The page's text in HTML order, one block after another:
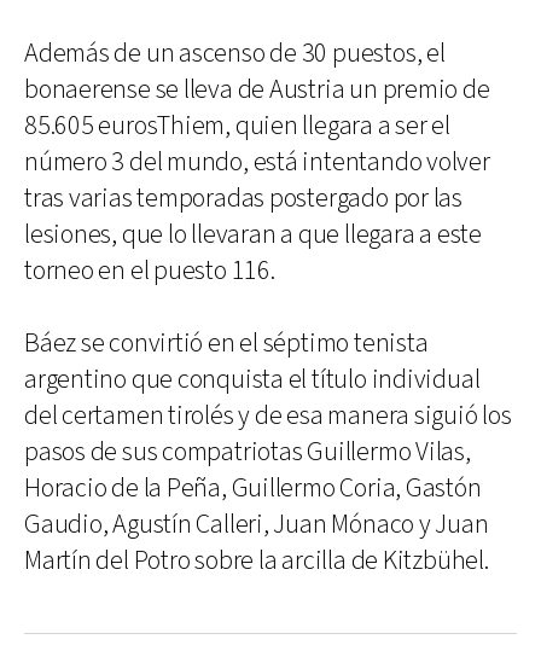
Además de un ascenso de 30 puestos, el
bonaerense se lleva de Austria un premio de
85.605 eurosThiem, quien llegara a ser el
número 3 del mundo, está intentando volver
tras varias temporadas postergado por las
lesiones, que lo llevaran a que llegara a este
torneo en el puesto 116.
Báez se convirtió en el séptimo tenista
argentino que conquista el título individual
del certamen tirolés y de esa manera siguió los
pasos de sus compatriotas Guillermo Vilas,
Horacio de la Peña, Guillermo Coria, Gastón
Gaudio, Agustín Calleri, Juan Mónaco y Juan
Martín del Potro sobre la arcilla de Kitzbühel.